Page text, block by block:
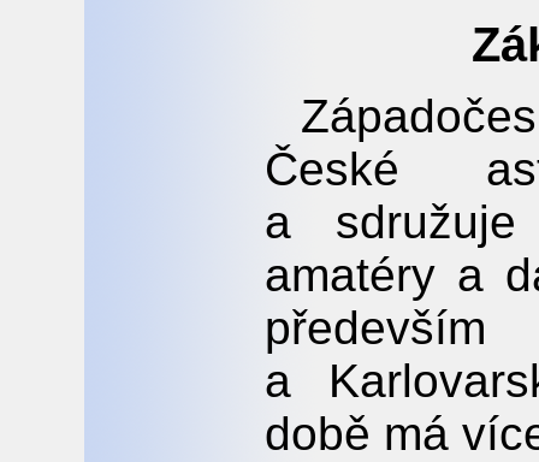
České
a sdružuje
amatéry a
a
době má